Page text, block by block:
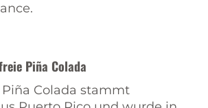
Piña Colada
Piña Colada stammt